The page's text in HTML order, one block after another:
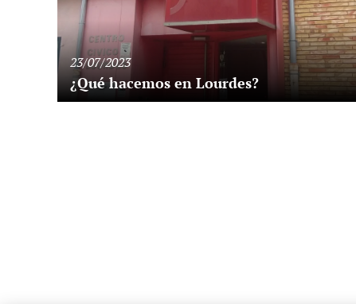
23/07/2023
¿Qué hacemos en Lourdes?